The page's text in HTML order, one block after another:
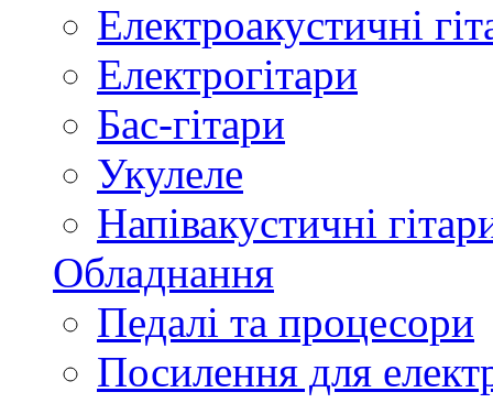
Електроакустичні
Електрогітари
Бас-гітари
Укулеле
Напівакустичні
Обладнання
Педалі та процесори
Посилення для